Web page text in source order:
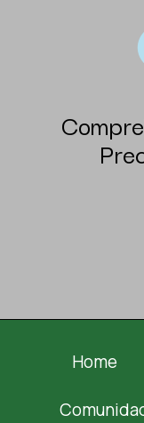
Home